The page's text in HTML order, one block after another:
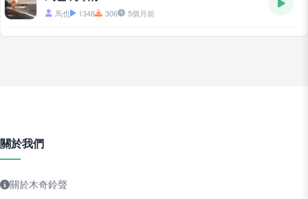
馬也 1348 306 5個月前
關於我們
關於木奇鈴聲